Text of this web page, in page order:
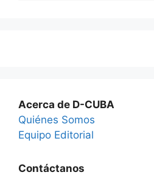
Acerca de D-CUBA
Quiénes Somos
Equipo Editorial
Contáctanos